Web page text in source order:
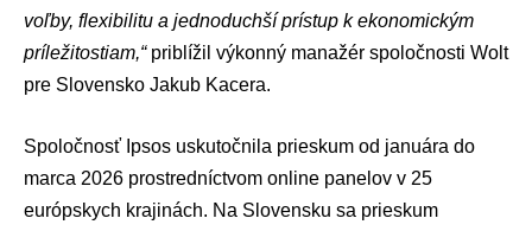
voľby, flexibilitu a jednoduchší prístup k ekonomickým
príležitostiam,“priblížil výkonný manažér spoločnosti Wolt
pre Slovensko Jakub Kacera.
Spoločnosť Ipsos uskutočnila prieskum od januára do
marca 2026 prostredníctvom online panelov v 25
európskych krajinách. Na Slovensku sa prieskum